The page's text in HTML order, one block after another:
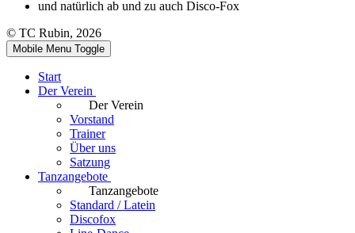
und natürlich ab und zu auch Disco-Fox
© TC Rubin, 2026
Mobile Menu Toggle
Start
Der Verein
Der Verein
Vorstand
Trainer
Über uns
Satzung
Tanzangebote
Tanzangebote
Standard / Latein
Discofox